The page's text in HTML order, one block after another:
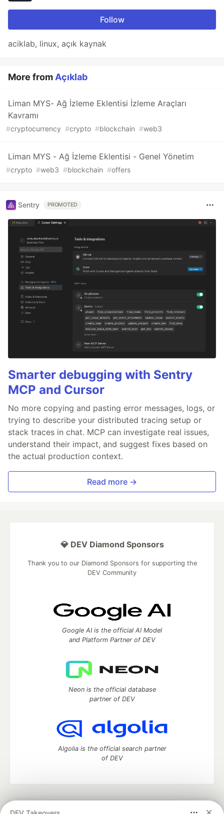
Follow
aciklab, linux, açık kaynak
More from Açıklab
Liman MYS- Ağ İzleme Eklentisi İzleme Araçları
Kavramı
#cryptocurrency #crypto #blockchain #web3
Liman MYS - Ağ İzleme Eklentisi - Genel Yönetim
#crypto #web3 #blockchain #offers
Sentry PROMOTED
Smarter debugging with Sentry
MCP and Cursor
No more copying and pasting error messages, logs, or
trying to describe your distributed tracing setup or
stack traces in chat. MCP can investigate real issues,
understand their impact, and suggest fixes based on
the actual production context.
Read more →
💎 DEV Diamond Sponsors
Thank you to our Diamond Sponsors for supporting the
DEV Community
Google AI is the official AI Model
and Platform Partner of DEV
Neon is the official database
partner of DEV
Algolia is the official search partner
of DEV